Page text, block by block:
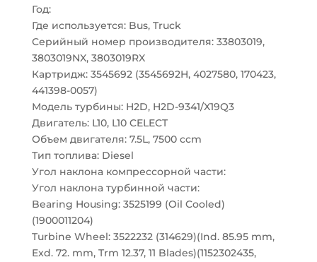
Год:
Где используется: Bus, Truck
Серийный номер производителя: 33803019,
3803019NX, 3803019RX
Картридж: 3545692 (3545692H, 4027580, 170423,
441398-0057)
Модель турбины: H2D, H2D-9341/X19Q3
Двигатель: L10, L10 CELECT
Объем двигателя: 7.5L, 7500 ccm
Тип топлива: Diesel
Угол наклона компрессорной части:
Угол наклона турбинной части:
Bearing Housing: 3525199 (Oil Cooled)
(1900011204)
Turbine Wheel: 3522232 (314629)(Ind. 85.95 mm,
Exd. 72. mm, Trm 12.37, 11 Blades)(1152302435,